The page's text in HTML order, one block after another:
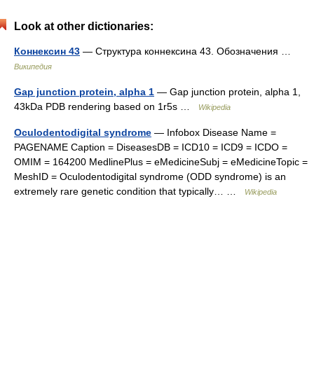
Look at other dictionaries:
Коннексин 43 — Структура коннексина 43. Обозначения …
Википедия
Gap junction protein, alpha 1 — Gap junction protein, alpha 1,
43kDa PDB rendering based on 1r5s …
Wikipedia
Oculodentodigital syndrome — Infobox Disease Name =
PAGENAME Caption = DiseasesDB = ICD10 = ICD9 = ICDO =
OMIM = 164200 MedlinePlus = eMedicineSubj = eMedicineTopic =
MeshID = Oculodentodigital syndrome (ODD syndrome) is an
extremely rare genetic condition that typically… …
Wikipedia